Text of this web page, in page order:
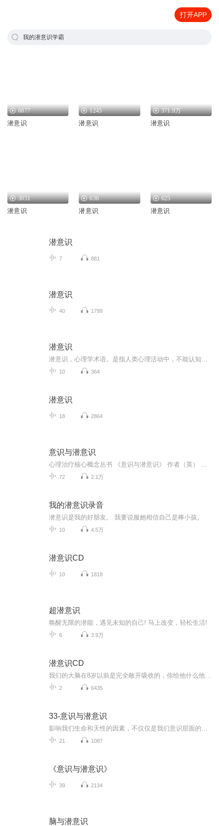
打开APP
我的潜意识学霸
6877
潜意识
1245
潜意识
371.9万
潜意识
3051
潜意识
636
潜意识
625
潜意识
潜意识
7 881
潜意识
40 1799
潜意识
10 364
潜意识
18 2864
意识与潜意识
72 2.1万
我的潜意识录音
潜意识是我的好朋友。 我要说服她相信自己是棒小孩。
10 4.5万
潜意识CD
10 1818
超潜意识
唤醒无限的潜能，遇见未知的自己! 马上改变，轻松生活!
6 3.9万
潜意识CD
2 6435
33-意识与潜意识
21 1087
《意识与潜意识》
39 2134
脑与潜意识